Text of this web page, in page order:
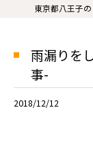
雨漏りを
事-
2018/12/12